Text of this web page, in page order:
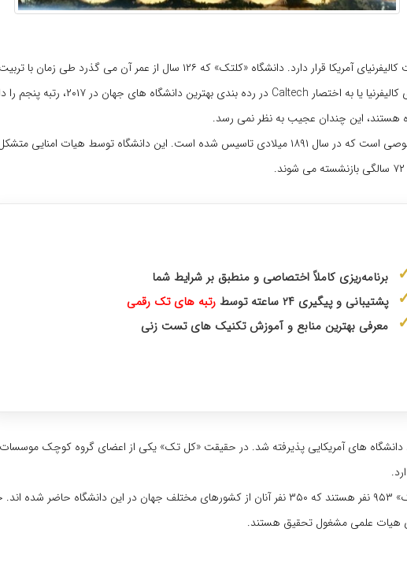
یکی از برترین دانشگاه های جهان در ایالت کالیفرنیای آمریکا قرار دارد. دانشگاه «کلتک»
هستند، این چندان عجیب به نظر نمی رسد.
برنامه‌ریزی کاملاً اختصاصی و منطبق بر شرایط شما
پشتیبانی و پیگیری ۲۴ ساعته توسط
رتبه‌ های تک رقمی
معرفی بهترین منابع و آموزش تکنیک های تست زنی
۱۹۳۴ میلادی در بنیاد دانشگاه های آمریکایی پذیرفته شد. در حقیقت «کل تک» یکی از اعضای گروه کوچک
هیات علمی مشغول تحقیق هستند.